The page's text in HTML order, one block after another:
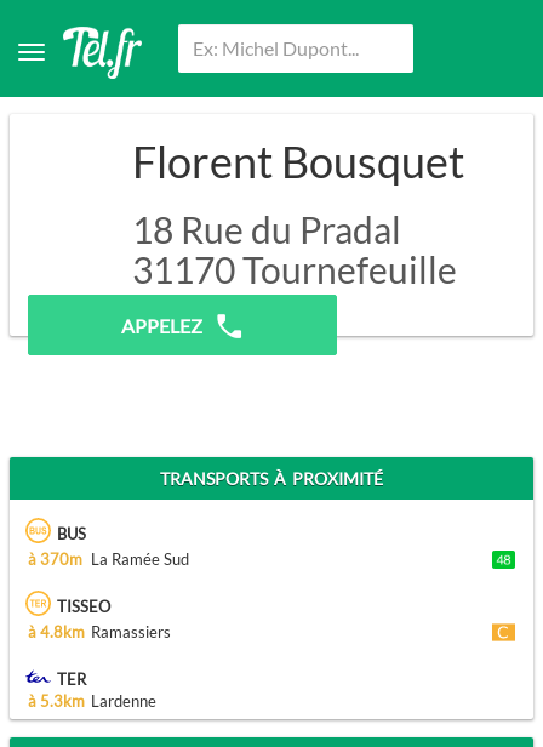
Florent Bousquet
18 Rue du Pradal
31170Tournefeuille
Pas de prospection.
APPELEZ
TRANSPORTS À PROXIMITÉ
BUS
à 370m La Ramée Sud
TISSEO
à 4.8km Ramassiers
TER
à 5.3km Lardenne